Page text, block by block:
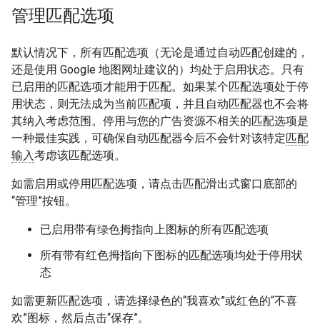
管理匹配选项
默认情况下，所有匹配选项（无论是通过自动匹配创建的，
还是使用 Google 地图网址建议的）均处于启用状态。只有
已启用的匹配选项才能用于匹配。如果某个匹配选项处于停
用状态，则无法成为当前匹配项，并且自动匹配器也不会将
其纳入考虑范围。停用与您的广告资源不相关的匹配选项是
一种最佳实践，可确保自动匹配器今后不会针对该特定匹配
输入考虑该匹配选项。
如需启用或停用匹配选项，请点击匹配滑出式窗口底部的
“管理”按钮。
已启用带有绿色拇指向上图标的所有匹配选项
所有带有红色拇指向下图标的匹配选项均处于停用状
态
如需更新匹配选项，请选择绿色的“我喜欢”或红色的“不喜
欢”图标，然后点击“保存”。